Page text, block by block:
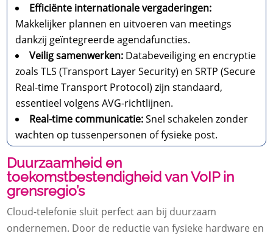
Efficiënte internationale vergaderingen:
Makkelijker plannen en uitvoeren van meetings
dankzij geïntegreerde agendafuncties.
Veilig samenwerken: Databeveiliging en encryptie
zoals TLS (Transport Layer Security) en SRTP (Secure
Real-time Transport Protocol) zijn standaard,
essentieel volgens AVG-richtlijnen.
Real-time communicatie:Snel schakelen zonder
wachten op tussenpersonen of fysieke post.
Duurzaamheid en
toekomstbestendigheid van VoIP in
grensregio’s
Cloud-telefonie sluit perfect aan bij duurzaam
ondernemen. Door de reductie van fysieke hardware en